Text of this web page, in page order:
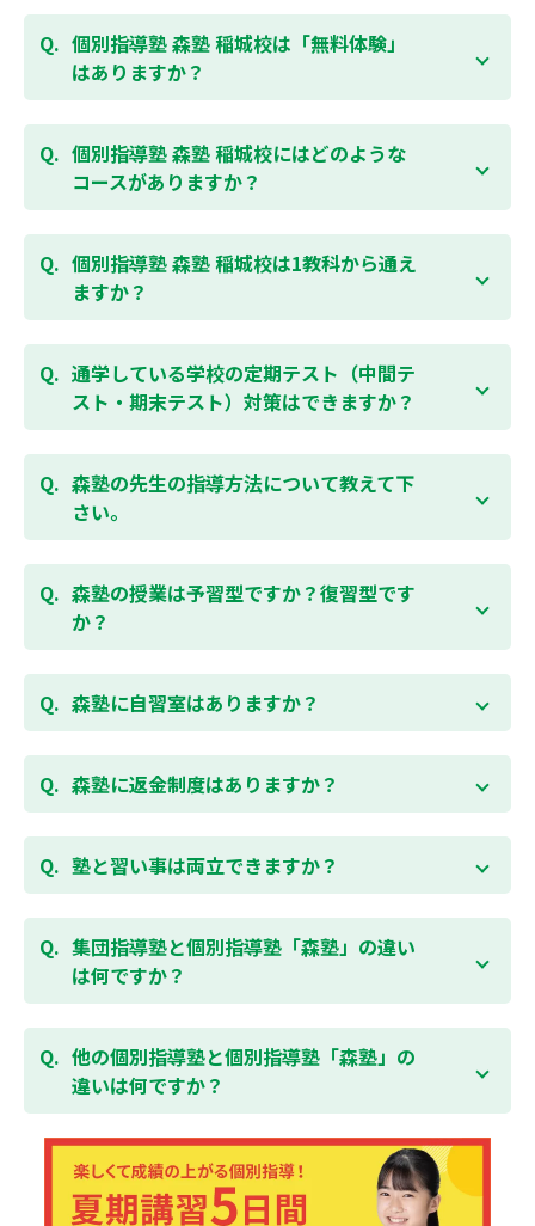
お子様の学年やご状況、校舎によって変わりますの
で、以下より、お気軽にお問合わせください。個別指
導塾 森塾の授業料は
よりお問合わせく
ださい。自動返信メールで【すぐ】にご確認いただけ
個別指導塾 森塾 稲城校は「無料体験」
はありますか？
通常期には最大1ヶ月の無料体験を受付しておりま
す。また、春休み、夏休み、冬休みの講習では「4日
間～5日間の無料体験」授業を受けていただくことが
可能です。個別指導塾 森塾 稲城校の無料体験について
個別指導塾 森塾 稲城校にはどのような
コースがありますか？
個別指導塾 森塾 稲城校では、小学生・中学生・高校
生のコースがあり、それぞれ学校のテストの点数アッ
プを目的としたコースとなっております。その他、小
学生用の英検®対策や、基礎学力を身につけるDOJOな
は校舎にお問合わせください。
お問合わせはこちら
個別指導塾 森塾 稲城校は1教科から通え
ますか？
はい、1教科、週1日から受講いただけます。自分から
勉強できる習慣をつけるために最初は1から2教科での
受講をおすすめしております。まずはお気軽にご相談
ください。
ご相談（お問合わせ）はこちら
通学している学校の定期テスト（中間テ
スト・期末テスト）対策はできますか？
お子様お一人おひとりの学校進度やテスト範囲にあわ
せて授業をすすめますので、定期テスト対策に繋がり
ます。森塾では、テスト直前に自分の予定にあわせ
て、テスト対策授業の追加ができます。 受講中の科目
ど）も可能です。 普段忙しくてなかなか手が回らない
科目も、テスト前に集中して対策できると好評です。
森塾の先生の指導方法について教えて下
さい。
「質量ともに日本一」と自負する研修制度を受け、知
識や教え方を習得した先生が、一人ひとりの能力、個
性に合わせて個別指導いたします。先生とお子様の相
性を大切にするために、相性が合わなければ先生変更
森塾の授業は予習型ですか？復習型です
か？
春期・夏期等の講習以外では森塾の授業は学校で習っ
たところを教える「復習型授業」ではなく、塾で習っ
のが楽しくなります。
勉強が楽しくなるとテストの成績が上がり、テストの
様の成績アップを目指しましょう！まずは無料授業体
験を！
無料体験はこちら
森塾に自習室はありますか？
各校舎に完備しています。
空いている時間があれば、学校の授業の予習や宿題、
森塾に返金制度はありますか？
森塾では保護者様に「安心して」入塾をご検討いただ
くために、ご入塾後4回授業を受けられるまでに入塾
「全額」を返金させていただく「返金制度」をご用意
しております。
塾と習い事は両立できますか？
森塾は個別指導ですので、時間や曜日を自由に選択す
ることができます。そのため、部活やすでにお通いの
習い事などと無理なく両立することができます。
集団指導塾と個別指導塾「森塾」の違い
は何ですか？
集団指導塾は多人数の生徒に対して授業を行う学校の
授業と似たスタイルでの指導となりますが、個別指導
塾の森塾は一人ひとりの学習スピードに合わせて個別
に指導します。
他の個別指導塾と個別指導塾「森塾」の
違いは何ですか？
個別指導塾の森塾は、「先生1人に生徒2人まで」の個
別指導で、「1科目＋20点の成績保証」が大評判の塾
です。しかも、「保護者様にも安心の授業料」で、多
くの保護者様からご好評いただいております。